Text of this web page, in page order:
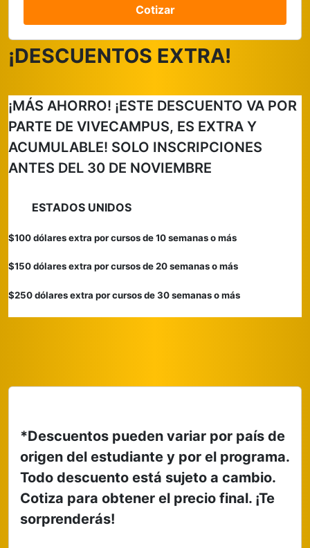
Cotizar
¡DESCUENTOS EXTRA!
¡MÁS AHORRO! ¡ESTE DESCUENTO VA POR
PARTE DE VIVECAMPUS, ES EXTRA Y
ACUMULABLE! SOLO INSCRIPCIONES
ANTES DEL 30 DE NOVIEMBRE
ESTADOS UNIDOS
$100 dólares extra por cursos de 10 semanas o más
$150 dólares extra por cursos de 20 semanas o más
$250 dólares extra por cursos de 30 semanas o más
*Descuentos pueden variar por país de
origen del estudiante y por el programa.
Todo descuento está sujeto a cambio.
Cotiza para obtener el precio final. ¡Te
sorprenderás!